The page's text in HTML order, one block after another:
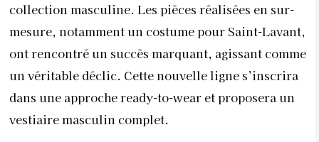
collection masculine. Les pièces réalisées en sur-
mesure, notamment un costume pour Saint-Lavant,
ont rencontré un succès marquant, agissant comme
un véritable déclic. Cette nouvelle ligne s’inscrira
dans une approche ready-to-wear et proposera un
vestiaire masculin complet.